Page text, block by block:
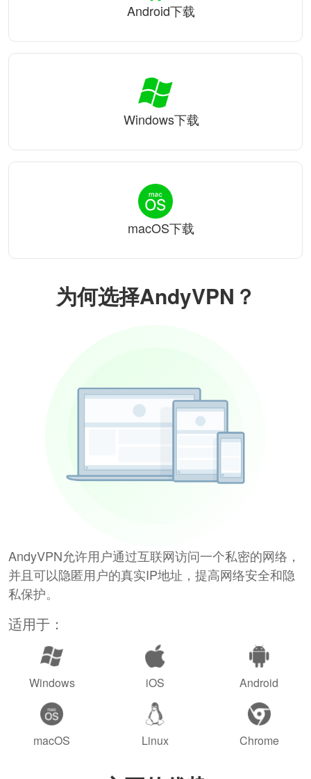
为何选择AndyVPN？
AndyVPN允许用户通过互联网访问一个私密的网络，
并且可以隐匿用户的真实IP地址，提高网络安全和隐
私保护。
适用于：
Windows iOS Android
macOS Linux Chrome
Android下载
Windows下载
macOS下载